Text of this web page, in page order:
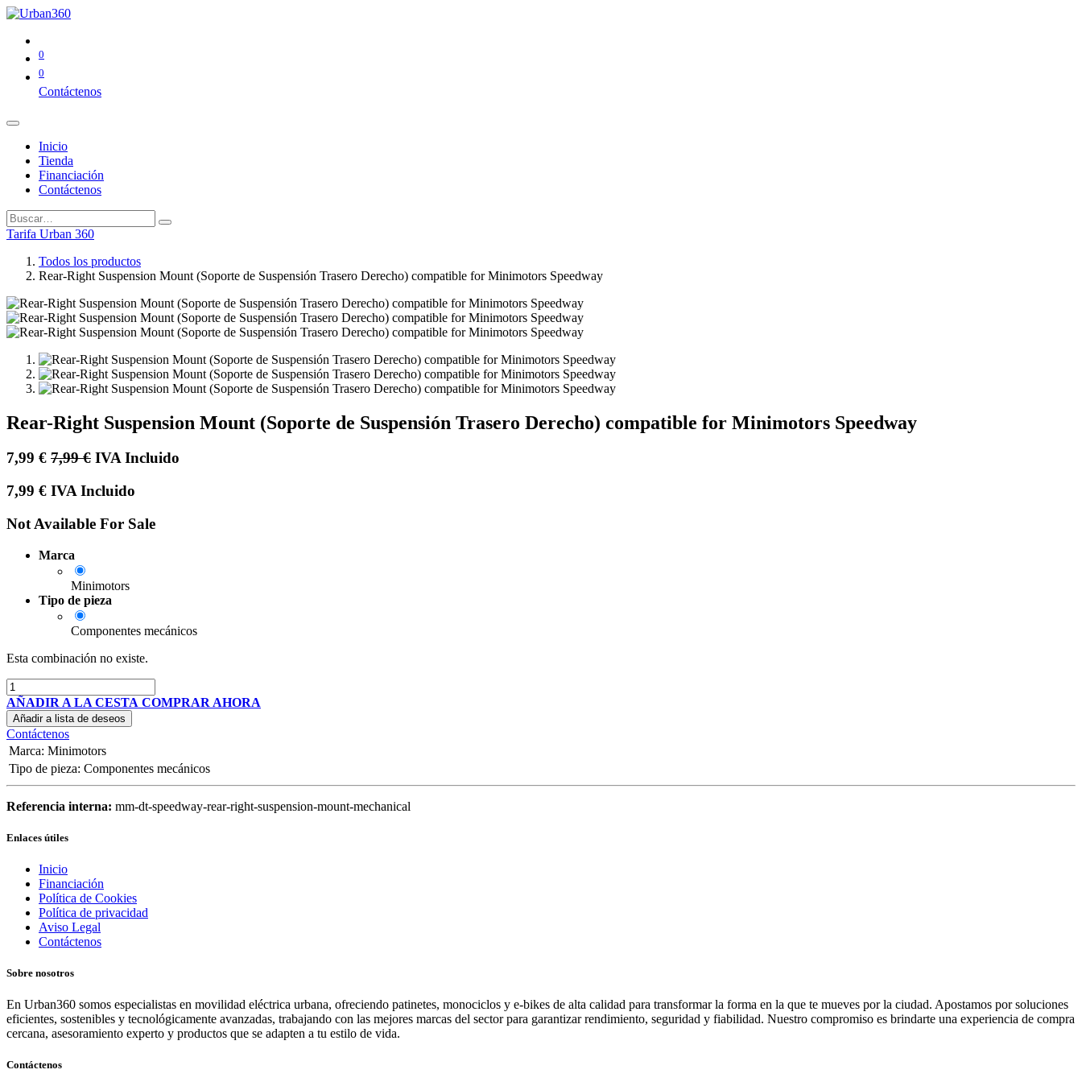
0
0
Contáctenos
Inicio
Tienda
Financiación
Contáctenos
Tarifa Urban 360
Todos los productos
Rear-Right Suspension Mount (Soporte de Suspensión Trasero Derecho) compatible for Minimotors Speedway
Rear-Right Suspension Mount (Soporte de Suspensión Trasero Derecho) compatible for Minimotors Speedway
7,99 € 7,99€ IVA Incluido
7,99 € IVA Incluido
Not Available For Sale
Marca
Minimotors
Tipo de pieza
Componentes mecánicos
Esta combinación no existe.
AÑADIR A LA CESTA COMPRAR AHORA
Añadir a lista de deseos
Contáctenos
Marca: Minimotors
Tipo de pieza: Componentes mecánicos
Referencia interna: mm-dt-speedway-rear-right-suspension-mount-mechanical
Enlaces útiles
Inicio
Financiación
Política de Cookies
Política de privacidad
Aviso Legal
Contáctenos
Sobre nosotros
En Urban360 somos especialistas en movilidad eléctrica urbana, ofreciendo patinetes, monociclos y e-bikes de alta calidad para transformar la forma en la que te mueves por la ciudad. Apostamos por soluciones
eficientes, sostenibles y tecnológicamente avanzadas, trabajando con las mejores marcas del sector para garantizar rendimiento, seguridad y fiabilidad. Nuestro compromiso es brindarte una experiencia de compra
cercana, asesoramiento experto y productos que se adapten a tu estilo de vida.
Contáctenos